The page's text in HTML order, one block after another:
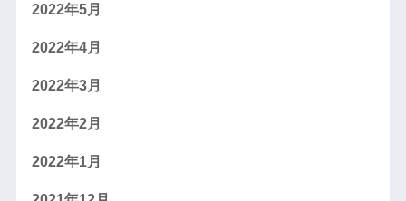
2022年5月
2022年4月
2022年3月
2022年2月
2022年1月